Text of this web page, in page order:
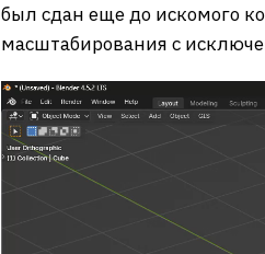
был сдан еще до искомого
масштабирования с